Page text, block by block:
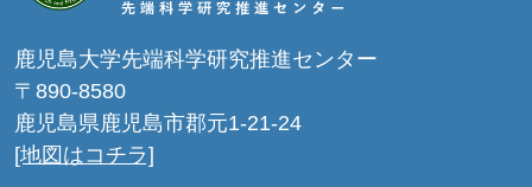
鹿児島大学先端科学研究推進センター
〒890-8580
鹿児島県鹿児島市郡元1-21-24
[地図はコチラ]